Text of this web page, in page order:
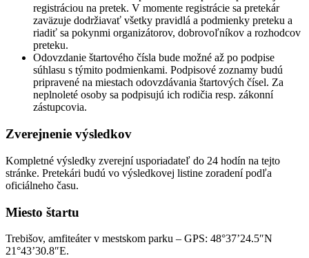
registráciou na pretek. V momente registrácie sa pretekár
zaväzuje dodržiavať všetky pravidlá a podmienky preteku a
riadiť sa pokynmi organizátorov, dobrovoľníkov a rozhodcov
preteku.
Odovzdanie štartového čísla bude možné až po podpise
súhlasu s týmito podmienkami. Podpisové zoznamy budú
pripravené na miestach odovzdávania štartových čísel. Za
neplnoleté osoby sa podpisujú ich rodičia resp. zákonní
zástupcovia.
Zverejnenie výsledkov
Kompletné výsledky zverejní usporiadateľ do 24 hodín na tejto
stránke. Pretekári budú vo výsledkovej listine zoradení podľa
oficiálneho času.
Miesto štartu
Trebišov, amfiteáter v mestskom parku – GPS: 48°37’24.5″N
21°43’30.8″E.